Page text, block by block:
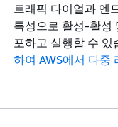
트래픽 다이얼과 엔
특성으로 활성-활성
포하고 실행할 수 있
하여 AWS에서 다중